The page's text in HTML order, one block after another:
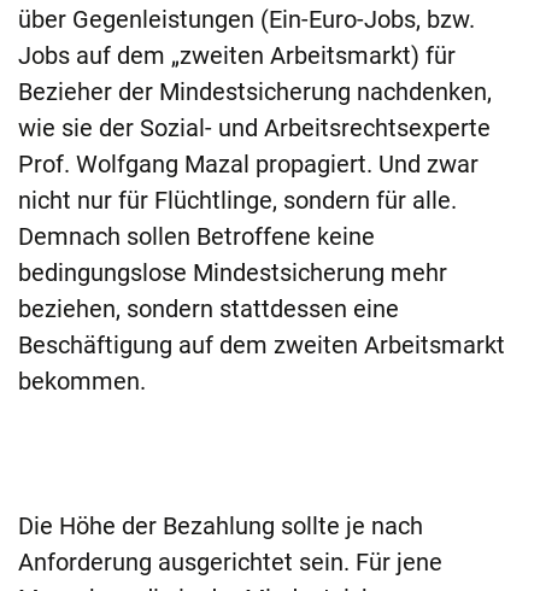
über Gegenleistungen (Ein-Euro-Jobs, bzw.
Jobs auf dem „zweiten Arbeitsmarkt) für
Bezieher der Mindestsicherung nachdenken,
wie sie der Sozial- und Arbeitsrechtsexperte
Prof. Wolfgang Mazal propagiert. Und zwar
nicht nur für Flüchtlinge, sondern für alle.
Demnach sollen Betroffene keine
bedingungslose Mindestsicherung mehr
beziehen, sondern stattdessen eine
Beschäftigung auf dem zweiten Arbeitsmarkt
bekommen.
Die Höhe der Bezahlung sollte je nach
Anforderung ausgerichtet sein. Für jene